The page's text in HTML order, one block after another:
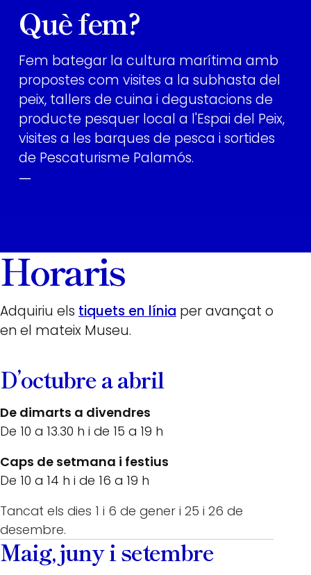
Què fem?
Fem bategar la cultura marítima amb
propostes com visites a la subhasta del
peix, tallers de cuina i degustacions de
producte pesquer local a l'Espai del Peix,
visites a les barques de pesca i sortides
de Pescaturisme Palamós.
—
Horaris
Adquiriu els tiquets en línia per avançat o
en el mateix Museu.
D’octubre a abril
De dimarts a divendres
De 10 a 13.30 h i de 15 a 19 h
Caps de setmana i festius
De 10 a 14 h i de 16 a 19 h
Tancat els dies 1 i 6 de gener i 25 i 26 de
desembre.
Maig, juny i setembre